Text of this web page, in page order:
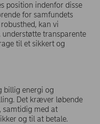
position indenfor disse
for samfundets
kan vi
transparente
til et sikkert og
billig energi og
Det kræver løbende
samtidig med at
og til at betale.